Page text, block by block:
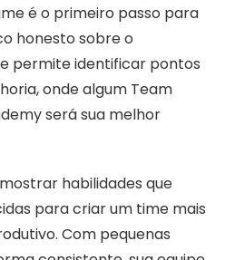
é o primeiro passo para
honesto sobre o
permite identificar pontos
onde algum Team
será sua melhor
habilidades que
para criar um time mais
Com pequenas